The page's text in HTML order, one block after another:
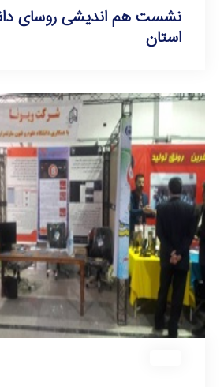
نشست هم اندیشی روسای
استان